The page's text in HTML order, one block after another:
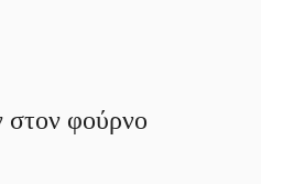
στον φούρνο